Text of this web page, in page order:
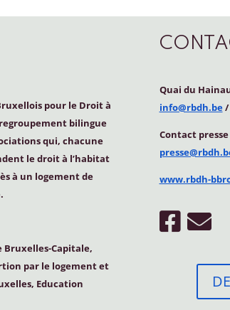
pour le Droit à
bilingue
qui, chacune
le droit à l’habitat
à un logement de
Bruxelles-Capitale,
par le logement et
Education
Quai du
info@rbdh.be/
Contact presse
www.rbdh-